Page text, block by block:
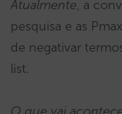
Atualmente, a
pesquisa e as
de negativar
list.
O que vai